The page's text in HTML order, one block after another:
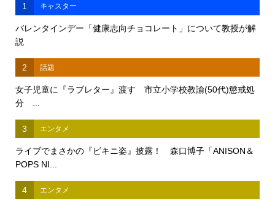
1 キャスター
バレンタインデー「健康志向チョコレート」について教授が解
説
2 話題
女子児童に『ラブレター』渡す 市立小学校教諭(50代)懲戒処
分 ...
3 エンタメ
ライブでまさかの『ビキニ姿』披露！ 森口博子「ANISON＆
POPS NI...
4 エンタメ